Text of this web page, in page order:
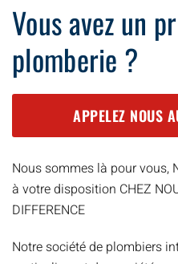
Vous avez un
plomberie ?
APPELEZ NOUS
Nous sommes là pour vous,
à votre disposition CHEZ
DIFFERENCE
Notre société de plombiers